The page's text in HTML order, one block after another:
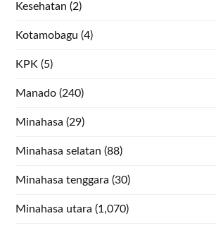
Kesehatan (2)
Kotamobagu (4)
KPK (5)
Manado (240)
Minahasa (29)
Minahasa selatan (88)
Minahasa tenggara (30)
Minahasa utara (1,070)